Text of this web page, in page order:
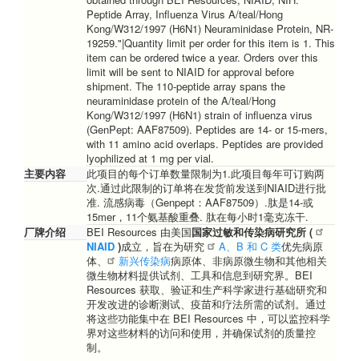
Peptide Array, Influenza Virus A/teal/Hong
Kong/W312/1997 (H6N1) Neuraminidase Protein, NR-
19259."|Quantity limit per order for this item is 1. This
item can be ordered twice a year. Orders over this
limit will be sent to NIAID for approval before
shipment. The 110-peptide array spans the
neuraminidase protein of the A/teal/Hong
Kong/W312/1997 (H6N1) strain of influenza virus
(GenPept: AAF87509). Peptides are 14- or 15-mers,
with 11 amino acid overlaps. Peptides are provided
lyophilized at 1 mg per vial.
主要内容
此项目的每个订单数量限制为1.此项目每年可订购两
次.通过此限制的订单将在发货前发送到NIAID进行批
准. 流感病毒（Genpept：AAF87509）.肽是14-或
15mer，11个氨基酸重叠. 肽在每小时1毫克冻干.
厂牌介绍
BEI Resources 由美国国家过敏和传染病研究所 (
NIAID)成立，旨在为研究 A、B 和 C 类优先病原
体、
新兴传染病病原体、非病原微生物和其他相关
微生物材料提供试剂、工具和信息到研究界。BEI
Resources 获取、验证和生产科学家进行基础研究和
开发改进的诊断测试、疫苗和疗法所需的试剂。通过
将这些功能集中在 BEI Resources 中，可以监控科学
界对这些材料的访问和使用，并确保试剂的质量控
制。